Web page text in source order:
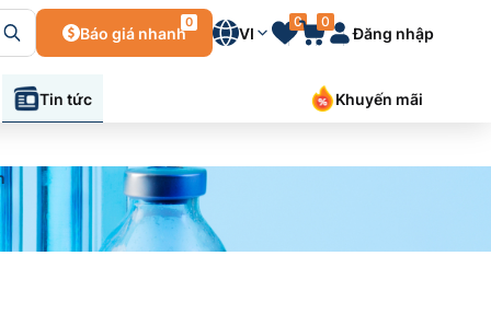
Báo giá nhanh
0
VI
0 0
Đăng nhập
Tin tức Khuyến mãi